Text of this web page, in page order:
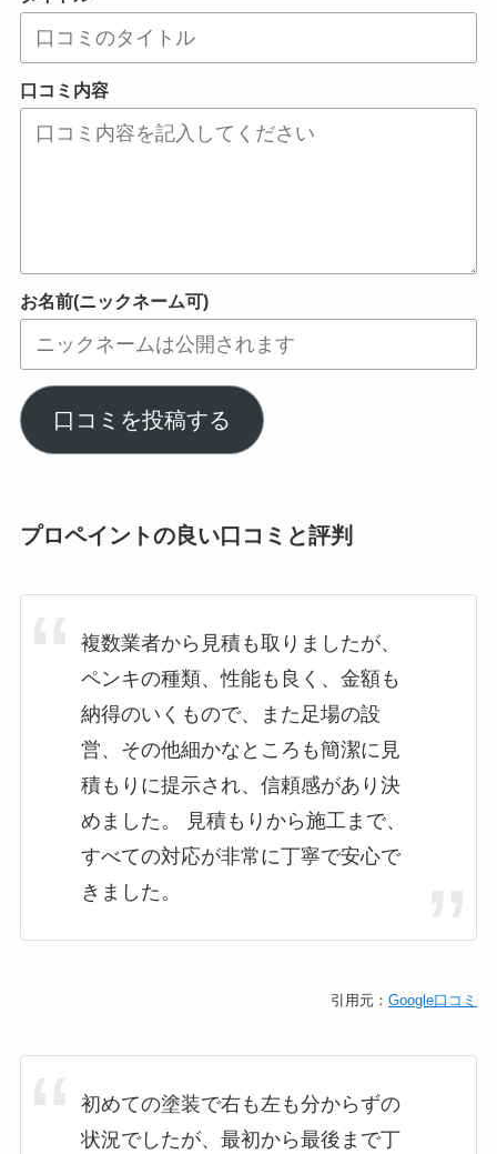
口コミ内容
お名前(ニックネーム可)
口コミを投稿する
プロペイントの良い口コミと評判
複数業者から見積も取りましたが、
ペンキの種類、性能も良く、金額も
納得のいくもので、また足場の設
営、その他細かなところも簡潔に見
積もりに提示され、信頼感があり決
めました。 見積もりから施工まで、
すべての対応が非常に丁寧で安心で
きました。
引用元：Google口コミ
初めての塗装で右も左も分からずの
状況でしたが、最初から最後まで丁